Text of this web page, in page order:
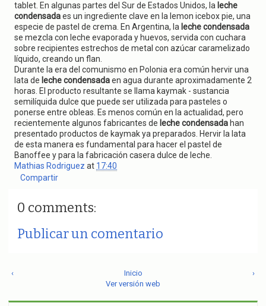
tablet. En algunas partes del Sur de Estados Unidos, la leche
condensadaes un ingrediente clave en la lemon icebox pie, una
especie de pastel de crema. En Argentina, la leche condensada
se mezcla con leche evaporada y huevos, servida con cuchara
sobre recipientes estrechos de metal con azúcar caramelizado
líquido, creando un flan.
Durante la era del comunismo en Polonia era común hervir una
lata de leche condensadaen agua durante aproximadamente 2
horas. El producto resultante se llama kaymak - sustancia
semilíquida dulce que puede ser utilizada para pasteles o
ponerse entre obleas. Es menos común en la actualidad, pero
recientemente algunos fabricantes de leche condensada han
presentado productos de kaymak ya preparados. Hervir la lata
de esta manera es fundamental para hacer el pastel de
Banoffee y para la fabricación casera dulce de leche.
Mathias Rodriguez at 17:40
Compartir
0 comments:
Publicar un comentario
‹ ›
Inicio
Ver versión web